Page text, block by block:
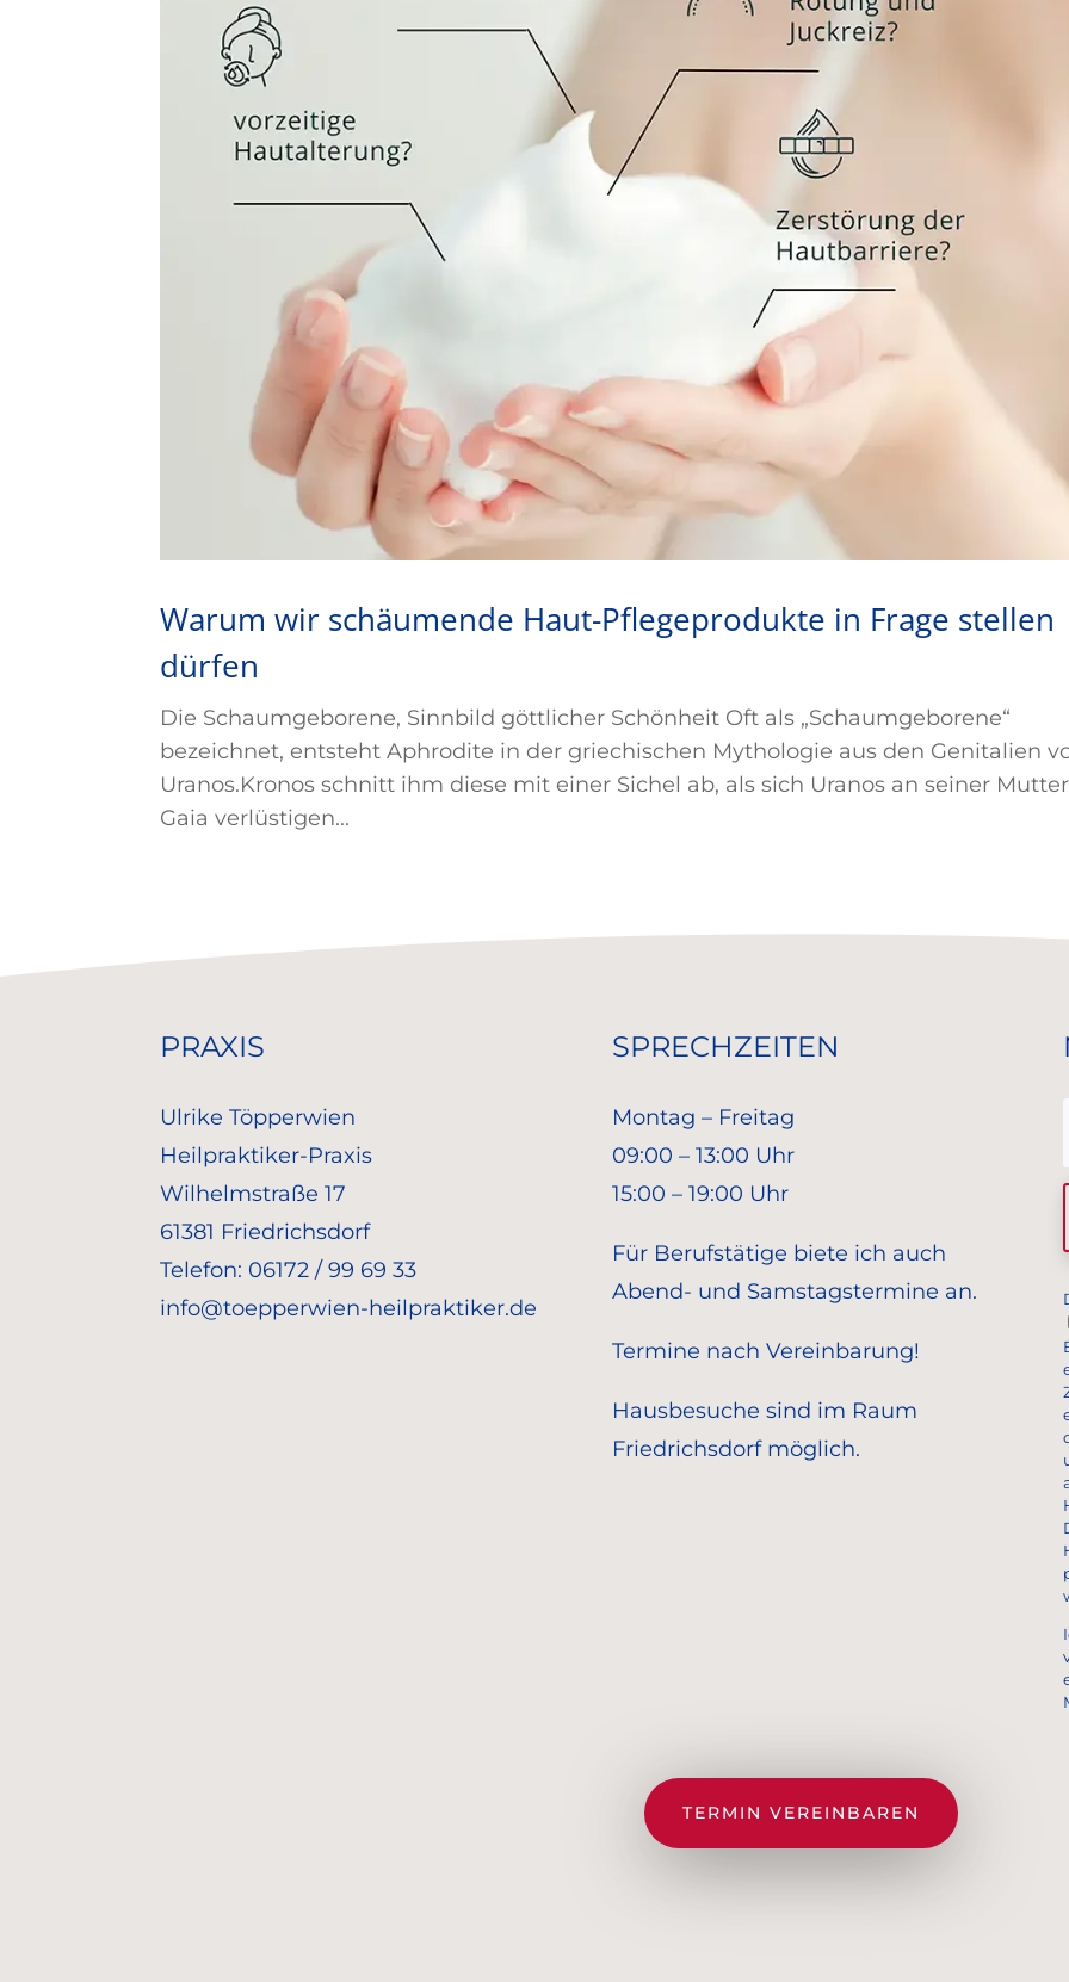
Warum wir schäumende Haut-Pflegeprodukte in Frage stellen
dürfen
Die Schaumgeborene, Sinnbild göttlicher Schönheit Oft als „Schaumgeborene“
bezeichnet, entsteht Aphrodite in der griechischen Mythologie aus den Genitalien
Uranos.Kronos schnitt ihm diese mit einer Sichel ab, als sich Uranos an seiner Mutter
Gaia verlüstigen...
PRAXIS
Ulrike Töpperwien
Heilpraktiker-Praxis
Wilhelmstraße 17
61381 Friedrichsdorf
Telefon: 06172 / 99 69 33
info@toepperwien-heilpraktiker.de
SPRECHZEITEN
Montag – Freitag
09:00 – 13:00 Uhr
15:00 – 19:00 Uhr
Für Berufstätige biete ich auch
Abend- und Samstagstermine an.
Termine nach Vereinbarung!
Hausbesuche sind im Raum
Friedrichsdorf möglich.
TERMIN VEREINBAREN